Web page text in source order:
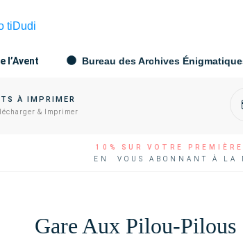
l’Avent Bureau des Archives
À IMPRIMER
& Imprimer
10% SUR VOTRE
EN VOUS ABONNANT À LA
Gare Aux Pilou-